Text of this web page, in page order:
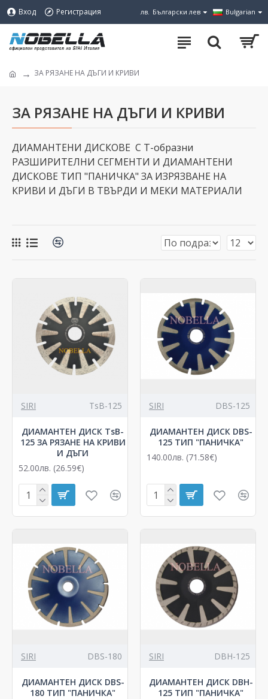
Вход Регистрация лв. Български лев Bulgarian
ЗА РЯЗАНЕ НА ДЪГИ И КРИВИ
ЗА РЯЗАНЕ НА ДЪГИ И КРИВИ
ДИАМАНТЕНИ ДИСКОВЕ С Т-образни
РАЗШИРИТЕЛНИ СЕГМЕНТИ И ДИАМАНТЕНИ
ДИСКОВЕ ТИП "ПАНИЧКА" ЗА ИЗРЯЗВАНЕ НА
КРИВИ И ДЪГИ В ТВЪРДИ И МЕКИ МАТЕРИАЛИ
SIRI TsB-125
ДИАМАНТЕН ДИСК TsB-
125 ЗА РЯЗАНЕ НА КРИВИ
И ДЪГИ
52.00лв. (26.59€)
SIRI DBS-125
ДИАМАНТЕН ДИСК DBS-
125 ТИП "ПАНИЧКА"
140.00лв. (71.58€)
SIRI DBS-180
ДИАМАНТЕН ДИСК DBS-
180 ТИП "ПАНИЧКА"
SIRI DBH-125
ДИАМАНТЕН ДИСК DBH-
125 ТИП "ПАНИЧКА"